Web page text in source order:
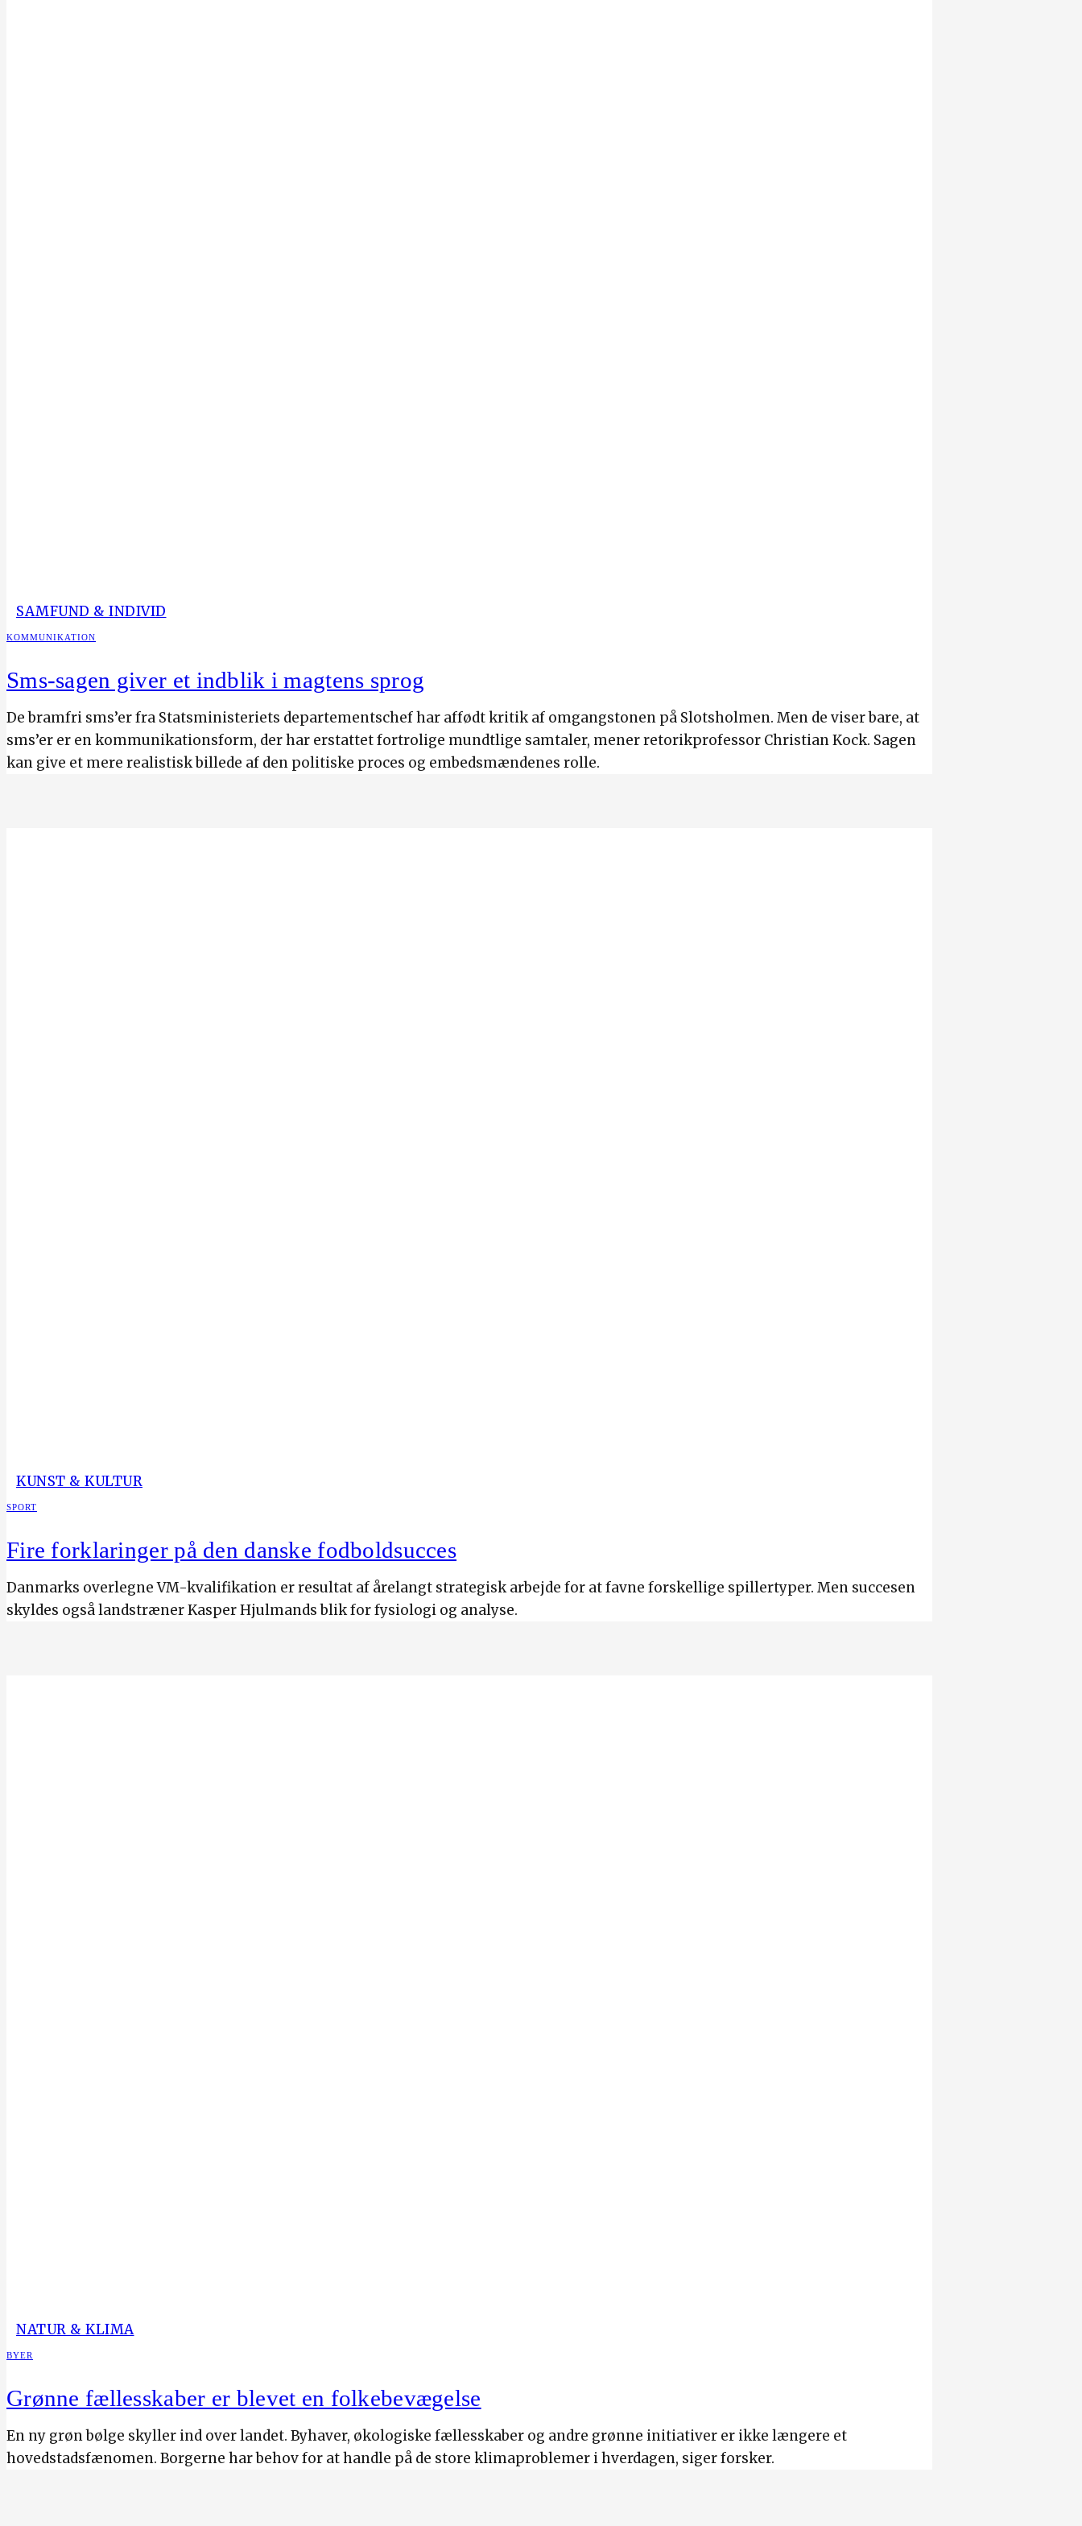
SAMFUND & INDIVID
KOMMUNIKATION
Sms-sagen giver et indblik i magtens sprog
De bramfri sms’er fra Statsministeriets departementschef har affødt kritik af omgangstonen på Slotsholmen. Men de viser bare, at
sms’er er en kommunikationsform, der har erstattet fortrolige mundtlige samtaler, mener retorikprofessor Christian Kock. Sagen
kan give et mere realistisk billede af den politiske proces og embedsmændenes rolle.
KUNST & KULTUR
SPORT
Fire forklaringer på den danske fodboldsucces
Danmarks overlegne VM-kvalifikation er resultat af årelangt strategisk arbejde for at favne forskellige spillertyper. Men succesen
skyldes også landstræner Kasper Hjulmands blik for fysiologi og analyse.
NATUR & KLIMA
BYER
Grønne fællesskaber er blevet en folkebevægelse
En ny grøn bølge skyller ind over landet. Byhaver, økologiske fællesskaber og andre grønne initiativer er ikke længere et
hovedstadsfænomen. Borgerne har behov for at handle på de store klimaproblemer i hverdagen, siger forsker.